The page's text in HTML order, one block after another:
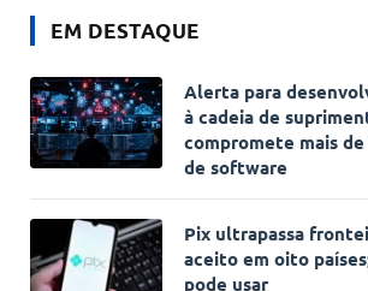
EM DESTAQUE
Alerta para
à cadeia de
compromete mais
de software
Pix ultrapassa
aceito em oito
pode usar